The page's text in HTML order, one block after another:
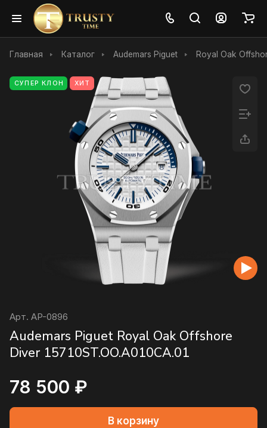
Главная Каталог Audemars Piguet Royal Oak
СУПЕР КЛОН ХИТ
Арт. AP-0896
Audemars Piguet Royal Oak Offshore
Diver 15710ST.OO.A010CA.01
78 500 ₽
В корзину